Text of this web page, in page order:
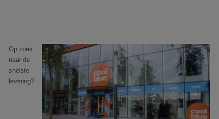
Op zoek
naar de
snelste
levering?